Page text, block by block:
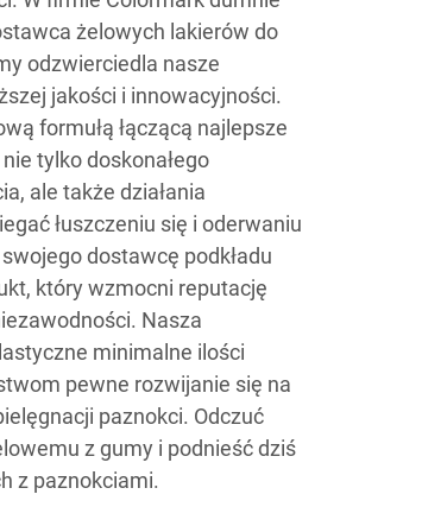
żelowych lakierów do
odzwierciedla nasze
jakości i innowacyjności.
formułą łączącą najlepsze
tylko doskonałego
ale także działania
łuszczeniu się i oderwaniu
dostawcę podkładu
który wzmocni reputację
Nasza
minimalne ilości
pewne rozwijanie się na
paznokci. Odczuć
z gumy i podnieść dziś
z paznokciami.